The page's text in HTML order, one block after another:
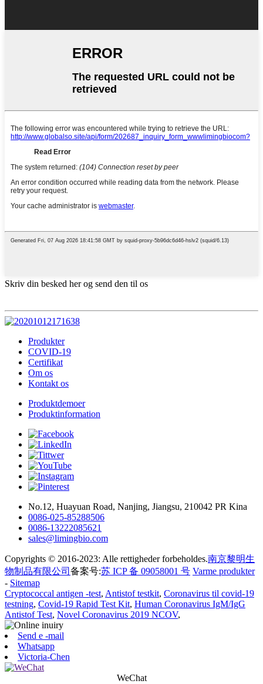
Skriv din besked her og send den til os
Produkter
COVID-19
Certifikat
Om os
Kontakt os
Produktdemoer
Produktinformation
No.12, Huayuan Road, Nanjing, Jiangsu, 210042 PR Kina
0086-025-85288506
0086-13222085621
sales@limingbio.com
Copyrights © 2016-2023: Alle rettigheder forbeholdes.南京黎明生
物制品有限公司 备案号:苏 ICP 备 09058001 号 Varme produkter
- Sitemap
Cryptococcal antigen -test, Antistof testkit, Coronavirus til covid-19
testning, Covid-19 Rapid Test Kit, Human Coronavirus IgM/IgG
Antistof Test, Novel Coronavirus 2019 NCOV,
Send e -mail
Whatsapp
Victoria-Chen
WeChat